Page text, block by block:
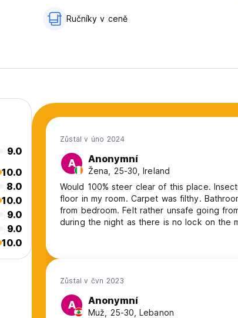
Ručníky v ceně
9.0
10.0
8.0
10.0
9.0
9.0
10.0
Zůstal v úno 2024
A Anonymní
Žena, 25-30, Ireland
Would 100% steer clear of this place.
floor in my room. Carpet was filthy.
from bedroom. Felt rather unsafe going from the bedroom to the toilet
during the night as there is no lock on the
anyone can just wander into the premises.
Zůstal v čvn 2023
A Anonymní
Muž, 25-30, Lebanon